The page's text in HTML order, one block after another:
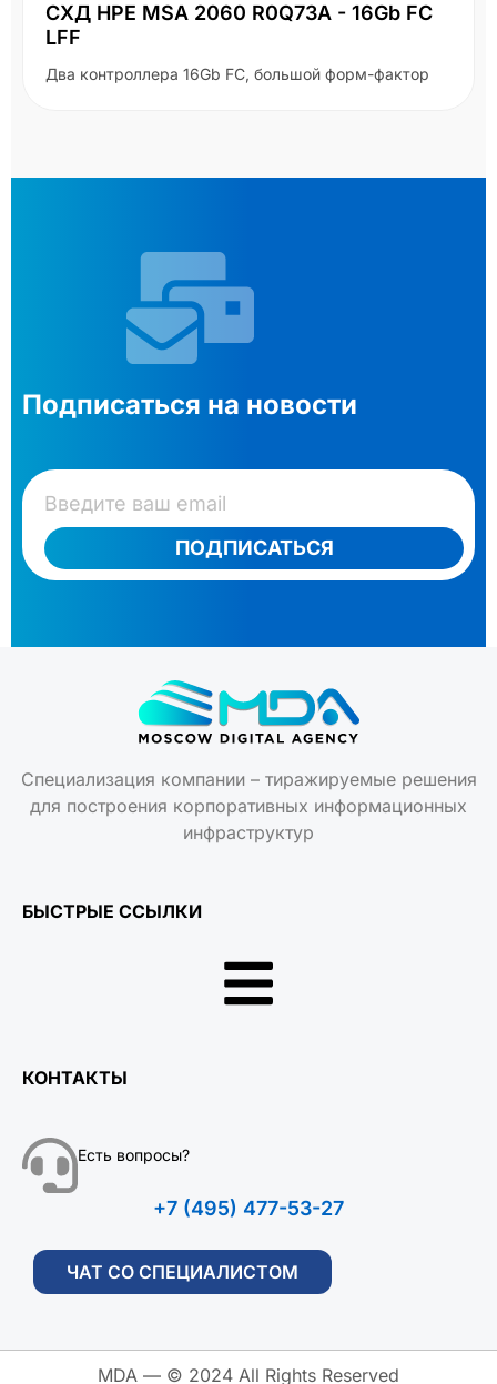
СХД HPE MSA 2060 R0Q73A - 16Gb FC
LFF
Два контроллера 16Gb FC, большой форм-фактор
Подписаться на новости
ПОДПИСАТЬСЯ
Специализация компании – тиражируемые решения
для построения корпоративных информационных
инфраструктур
БЫСТРЫЕ ССЫЛКИ
КОНТАКТЫ
Есть вопросы?
+7 (495) 477-53-27
ЧАТ СО СПЕЦИАЛИСТОМ
MDA — © 2024 All Rights Reserved